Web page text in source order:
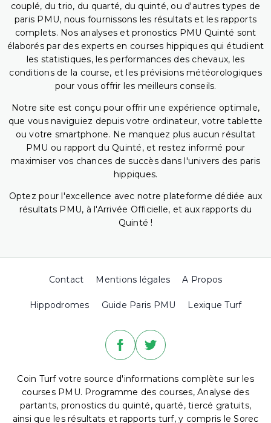
couplé, du trio, du quarté, du quinté, ou d'autres types de
paris PMU, nous fournissons les résultats et les rapports
complets. Nos analyses et pronostics PMU Quinté sont
élaborés par des experts en courses hippiques qui étudient
les statistiques, les performances des chevaux, les
conditions de la course, et les prévisions météorologiques
pour vous offrir les meilleurs conseils.
Notre site est conçu pour offrir une expérience optimale,
que vous naviguiez depuis votre ordinateur, votre tablette
ou votre smartphone. Ne manquez plus aucun résultat
PMU ou rapport du Quinté, et restez informé pour
maximiser vos chances de succès dans l'univers des paris
hippiques.
Optez pour l'excellence avec notre plateforme dédiée aux
résultats PMU, à l'Arrivée Officielle, et aux rapports du
Quinté !
Contact Mentions légales A Propos
Hippodromes Guide Paris PMU Lexique Turf
Coin Turf votre source d'informations complète sur les
courses PMU. Programme des courses, Analyse des
partants, pronostics du quinté, quarté, tiercé gratuits,
ainsi que les résultats et rapports turf, y compris le Sorec